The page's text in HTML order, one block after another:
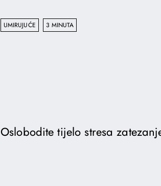
UMIRUJUĆE 3 MINUTA
Oslobodite tijelo stresa